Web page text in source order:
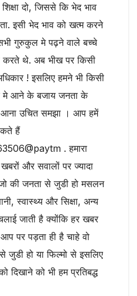
दो, जिससे कि भेद भाव
इसी भेद भाव को खत्म करने
गुरुकुल मे पढ़ने वाले बच्चे
करते थे. अब भीख पर किसी
! इसलिए हमने भी किसी
मे आने के बजाय जनता के
आना उचित समझा । आप हमें
हैं
. हमारा
और सवालों पर ज्यादा
की जनता से जुडी हो मसलन
स्वास्थ्य और सिक्षा, अन्य
जाती है क्योंकि हर खबर
पर पड़ता ही है चाहे वो
से जुडी हो या फिल्मो से इसलिए
दिखाने को भी हम प्रतिबद्ध